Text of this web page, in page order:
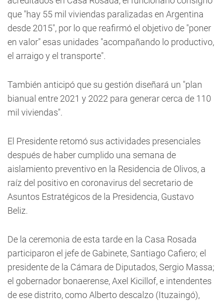
que "hay 55 mil viviendas paralizadas en Argentina
desde 2015", por lo que reafirmó el objetivo de "poner
en valor" esas unidades "acompañando lo productivo,
el arraigo y el transporte".
También anticipó que su gestión diseñará un "plan
bianual entre 2021 y 2022 para generar cerca de 110
mil viviendas".
El Presidente retomó sus actividades presenciales
después de haber cumplido una semana de
aislamiento preventivo en la Residencia de Olivos, a
raíz del positivo en coronavirus del secretario de
Asuntos Estratégicos de la Presidencia, Gustavo
Beliz.
De la ceremonia de esta tarde en la Casa Rosada
participaron el jefe de Gabinete, Santiago Cafiero; el
presidente de la Cámara de Diputados, Sergio Massa;
el gobernador bonaerense, Axel Kicillof, e intendentes
de ese distrito, como Alberto descalzo (Ituzaingó),